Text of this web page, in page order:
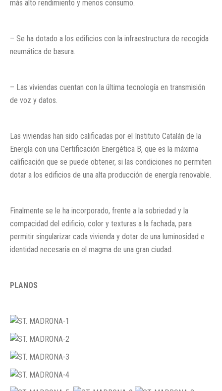
más alto rendimiento y menos consumo.
– Se ha dotado a los edificios con la infraestructura de recogida
neumática de basura.
– Las viviendas cuentan con la última tecnología en transmisión
de voz y datos.
Las viviendas han sido calificadas por el Instituto Catalán de la
Energía con una Certificación Energética B, que es la máxima
calificación que se puede obtener, si las condiciones no permiten
dotar a los edificios de una alta producción de energía renovable.
Finalmente se le ha incorporado, frente a la sobriedad y la
compacidad del edificio, color y texturas a la fachada, para
permitir singularizar cada vivienda y dotar de una luminosidad e
identidad necesaria en el magma de una gran ciudad.
PLANOS